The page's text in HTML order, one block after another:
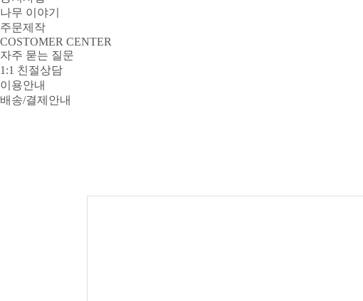
나무 이야기
주문제작
COSTOMER CENTER
자주 묻는 질문
1:1 친절상담
이용안내
배송/결제안내